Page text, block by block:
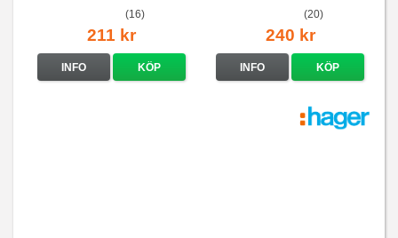
(16)
211 kr
INFO KÖP
(20)
240 kr
INFO KÖP